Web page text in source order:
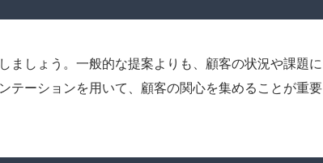
ましょう。一般的な提案よりも、顧客の状況や課題に
テーションを用いて、顧客の関心を集めることが重要